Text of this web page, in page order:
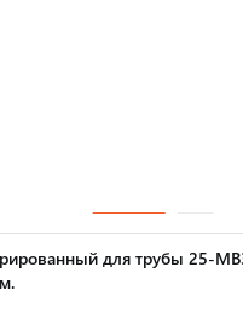
для трубы 25-